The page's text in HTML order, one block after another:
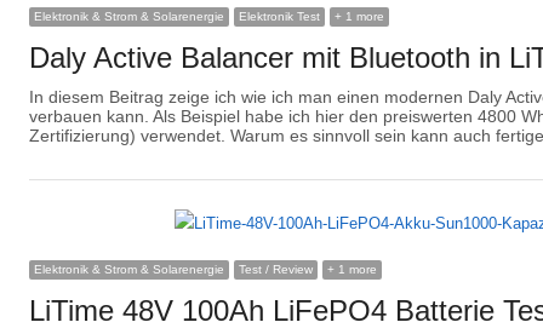
Elektronik & Strom & Solarenergie Elektronik Test + 1 more
Daly Active Balancer mit Bluetooth in
In diesem Beitrag zeige ich wie ich man einen modernen Daly
verbauen kann. Als Beispiel habe ich hier den preiswerten 4800
Zertifizierung) verwendet. Warum es sinnvoll sein kann auch
Elektronik & Strom & Solarenergie Test / Review + 1 more
LiTime 48V 100Ah LiFePO4 Batterie